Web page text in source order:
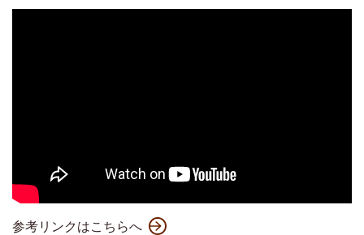
参考リンクはこちらへ